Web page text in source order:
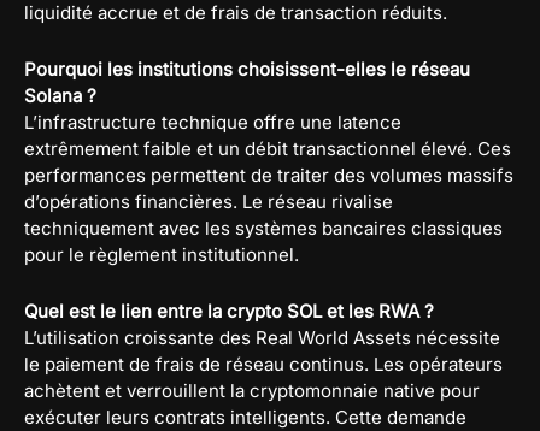
liquidité accrue et de frais de transaction réduits.
Pourquoi les institutions choisissent-elles le réseau
Solana ?
L’infrastructure technique offre une latence
extrêmement faible et un débit transactionnel élevé. Ces
performances permettent de traiter des volumes massifs
d’opérations financières. Le réseau rivalise
techniquement avec les systèmes bancaires classiques
pour le règlement institutionnel.
Quel est le lien entre la crypto SOL et les RWA ?
L’utilisation croissante des Real World Assets nécessite
le paiement de frais de réseau continus. Les opérateurs
achètent et verrouillent la cryptomonnaie native pour
exécuter leurs contrats intelligents. Cette demande